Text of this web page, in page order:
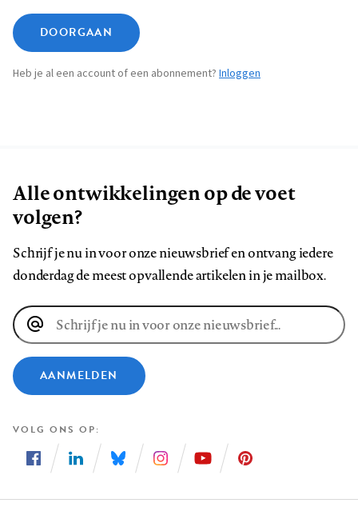
DOORGAAN
Heb je al een account of een abonnement? Inloggen
Alle ontwikkelingen op de voet
volgen?
Schrijf je nu in voor onze nieuwsbrief en ontvang iedere
donderdag de meest opvallende artikelen in je mailbox.
E-
mailadres
AANMELDEN
VOLG ONS OP
ons
ons
ons
ons
ons
ons